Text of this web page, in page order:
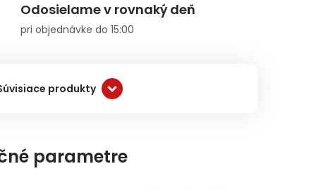
Odosielame v rovnaký deň
pri objednávke do 15:00
produkty
parametre